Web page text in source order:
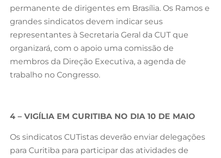
permanente de dirigentes em Brasília. Os Ramos e
grandes sindicatos devem indicar seus
representantes à Secretaria Geral da CUT que
organizará, com o apoio uma comissão de
membros da Direção Executiva, a agenda de
trabalho no Congresso.
4 – VIGÍLIA EM CURITIBA NO DIA 10 DE MAIO
Os sindicatos CUTistas deverão enviar delegações
para Curitiba para participar das atividades de